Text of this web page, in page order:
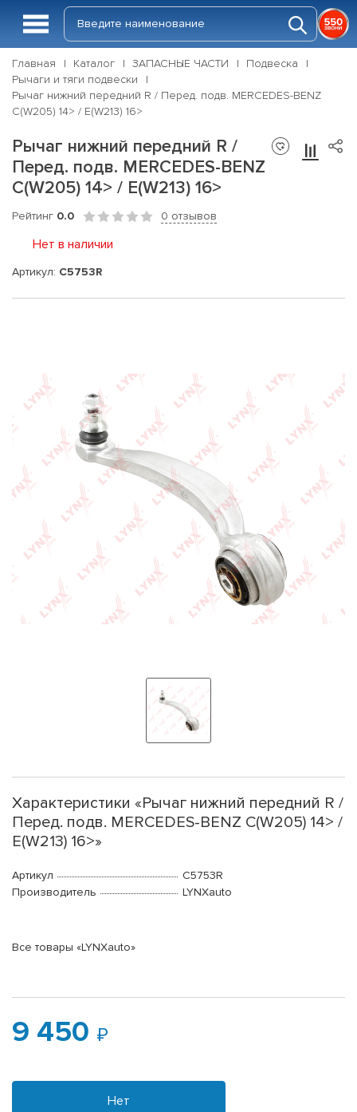
Главная Каталог ЗАПАСНЫЕ ЧАСТИ
Подвеска
Рычаги и тяги подвески
Рычаг нижний передний R / Перед. подв. MERCEDES-BENZ
C(W205) 14> / E(W213) 16>
Рычаг нижний передний R /
Перед. подв. MERCEDES-BENZ
C(W205) 14> / E(W213) 16>
Рейтинг 0.0 0 отзывов
Нет в наличии
Артикул: C5753R
Характеристики «Рычаг нижний передний R /
Перед. подв. MERCEDES-BENZ C(W205) 14> /
E(W213) 16>»
Артикул
C5753R
Производитель
LYNXauto
Все товары «LYNXauto»
9 450
Нет